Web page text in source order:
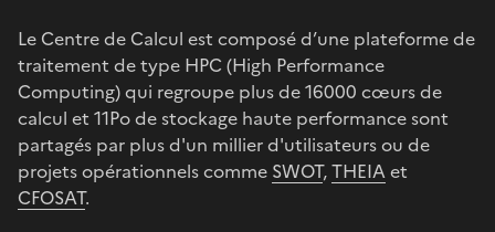
Le Centre de Calcul est composé d’une plateforme de
traitement de type HPC (High Performance
Computing) qui regroupe plus de 16000 cœurs de
calcul et 11Po de stockage haute performance sont
partagés par plus d'un millier d'utilisateurs ou de
projets opérationnels comme SWOT,THEIAet
CFOSAT.